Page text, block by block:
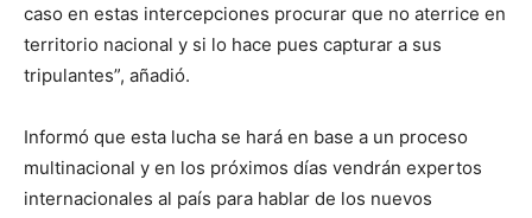
caso en estas intercepciones procurar que no aterrice en
territorio nacional y si lo hace pues capturar a sus
tripulantes”, añadió.
Informó que esta lucha se hará en base a un proceso
multinacional y en los próximos días vendrán expertos
internacionales al país para hablar de los nuevos